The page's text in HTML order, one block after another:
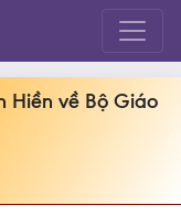
Hiền về Bộ Giáo